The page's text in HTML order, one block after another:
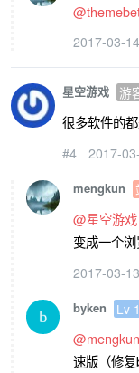
2017-03-
星空游戏 游
很多软件的
#4 2017-
mengkun
@星空游戏
变成一个
2017-03-
byken Lv 1
@mengkun
速版（修